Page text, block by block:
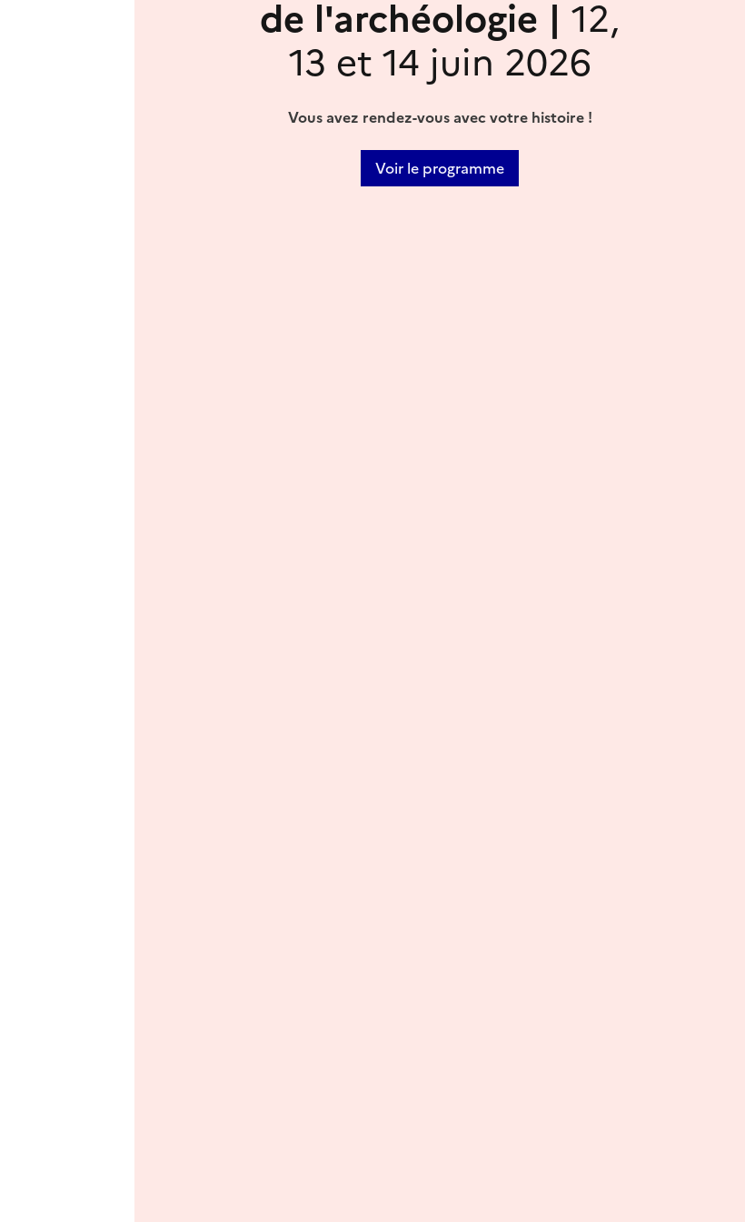
de l'archéologie | 12,
13 et 14 juin 2026
Vous avez rendez-vous avec votre histoire !
Voir le programme